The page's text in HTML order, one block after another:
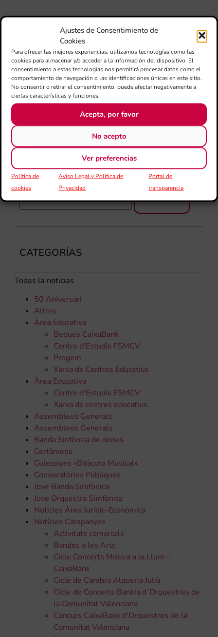
Ajustes de Consentimiento de
Cookies
Para ofrecer las mejores experiencias, utilizamos tecnologías como las
cookies para almacenar y/o acceder a la información del dispositivo. El
consentimiento a estas tecnologías nos permitirá procesar datos como el
comportamiento de navegación o las identificaciones únicas en este sitio.
No consentir o retirar el consentimiento, puede afectar negativamente a
ciertas características y funciones.
Acepta, por favor
No acepto
Ver preferencias
Política de
cookies
Aviso Legal y Política de
Privacidad
Portal de
transparencia
CATEGORÍAS
Todas la noticias
50 Aniversari
Altres
Àrea Educativa
Beques CaixaBank
Centre d'Estudis FSMCV
Progem
Xarxa de Centres Educatius
Àrea Educativa
Centre d'Estudis FSMCV
Xarxa de centres educatius
Assemblees Generals
Assemblees Generals
Banda Sinfònica de dones
Certàmens
Coleccions «Bitàcora Musical»
Convocatòries Públiques
Jove Banda Simfònica
Jove Orquestra Simfònica
Noticies Àrea Jurídic-Econòmica
Notícies Campanyes
Activitats comarcals
Bandes a les Arts
Cicle Concerts Música a la Llum –
CaixaBank
Cicle de Cambra Alqueria Julià
Cicle de Concerts Bankia d´Orquestres de
la Comunitat Valenciana
Concurs CaixaBank d'Orquestres de la
Comunitat Valenciana